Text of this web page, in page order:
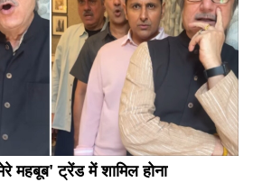
महबूब' ट्रेंड में शामिल होना